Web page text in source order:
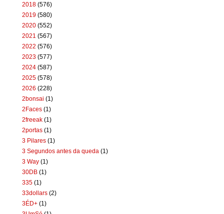
2018 (576)
2019 (580)
2020 (552)
2021 (567)
2022 (576)
2023 (577)
2024 (587)
2025 (578)
2026 (228)
2bonsai (1)
2Faces (1)
2freeak (1)
2portas (1)
3 Pilares (1)
3 Segundos antes da queda (1)
3 Way (1)
30DB (1)
335 (1)
33dollars (2)
3ÉD+ (1)